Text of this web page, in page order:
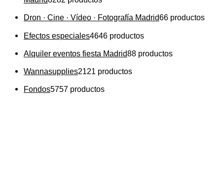
Dron · Cine · Vídeo · Fotografía Madrid66 productos
Efectos especiales4646 productos
Alquiler eventos fiesta Madrid88 productos
Wannasupplies2121 productos
Fondos5757 productos